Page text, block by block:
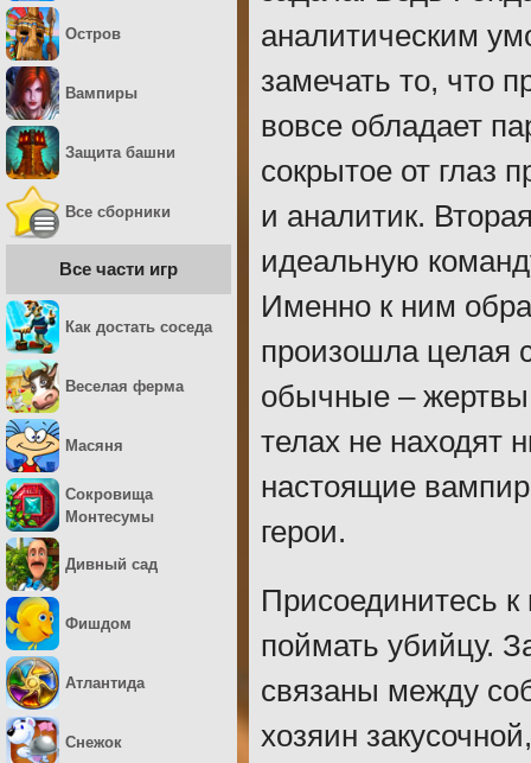
аналитическим
замечать то, что
вовсе обладает
сокрытое от глаз
и аналитик.
идеальную
Именно к ним
произошла целая
обычные – жертвы
телах не находят
настоящие
герои.
Присоединитесь
поймать убийцу.
связаны между
хозяин
Остров
Вампиры
Защита башни
Все сборники
Все части игр
Как достать соседа
Веселая ферма
Масяня
Сокровища
Монтесумы
Дивный сад
Фишдом
Атлантида
Снежок